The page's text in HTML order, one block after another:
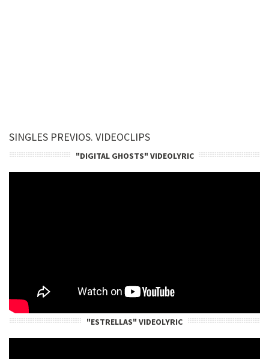
SINGLES PREVIOS. VIDEOCLIPS
"DIGITAL GHOSTS" VIDEOLYRIC
"ESTRELLAS" VIDEOLYRIC